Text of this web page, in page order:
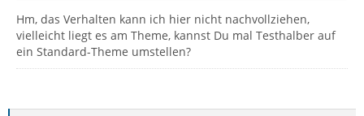
Hm, das Verhalten kann ich hier nicht nachvollziehen,
vielleicht liegt es am Theme, kannst Du mal Testhalber auf
ein Standard-Theme umstellen?